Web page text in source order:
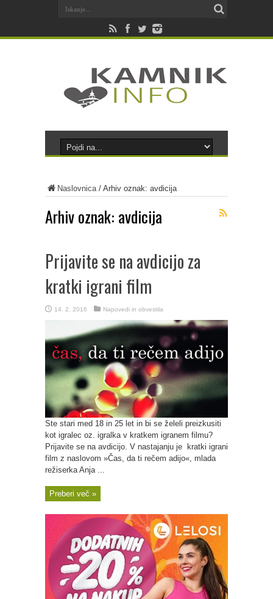
Naslovnica/ Arhiv oznak: avdicija
Arhiv oznak: avdicija
Prijavite se na avdicijo za
kratki igrani film
14. 2. 2016 Napovedi in obvestila
Ste stari med 18 in 25 let in bi se želeli preizkusiti
kot igralec oz. igralka v kratkem igranem filmu?
Prijavite se na avdicijo. V nastajanju je kratki igrani
film z naslovom »Čas, da ti rečem adijo«, mlada
režiserka Anja ...
Preberi več »